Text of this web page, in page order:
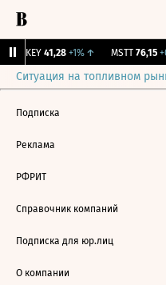
OKEY 41,28 +1%↑ MSTT 76,15
Ситуация на топливном
Подписка
Реклама
РФРИТ
Справочник компаний
Подписка для юр.лиц
О компании